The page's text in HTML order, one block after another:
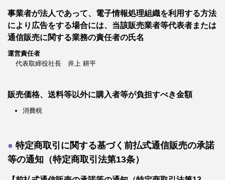
事業者が法人であって、電子情報処理組織を利用する方法
により広告をする場合には、当該販売業者等代表者または
通信販売に関する業務の責任者の氏名
運営責任者
代表取締役社長 井上 耕平
販売価格、送料等以外に購入者等が負担すべき金額
消費税
特定商取引に関する基づく前払式通信販売の承諾
等の通知（特定商取引法第13条）